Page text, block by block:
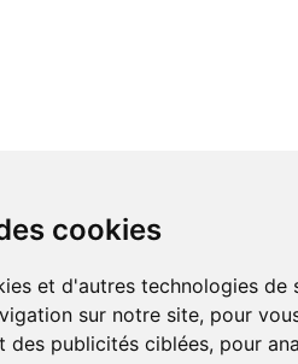
cookies
et d'autres technologies de
sur notre site, pour
des publicités ciblées, pour